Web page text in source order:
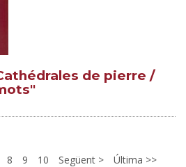
de pierre /
8 9 10 Següent Última